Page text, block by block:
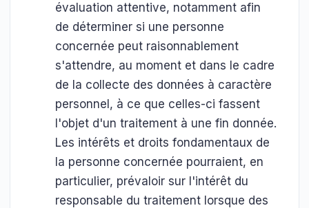
évaluation attentive, notamment afin
de déterminer si une personne
concernée peut raisonnablement
s'attendre, au moment et dans le cadre
de la collecte des données à caractère
personnel, à ce que celles-ci fassent
l'objet d'un traitement à une fin donnée.
Les intérêts et droits fondamentaux de
la personne concernée pourraient, en
particulier, prévaloir sur l'intérêt du
responsable du traitement lorsque des